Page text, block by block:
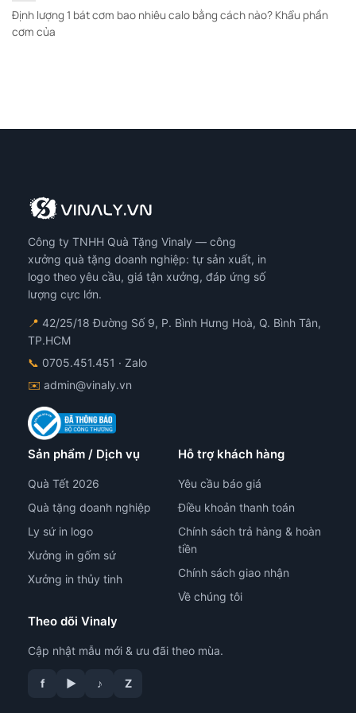
Định lượng 1 bát cơm bao nhiêu calo bằng cách nào? Khẩu phần
cơm của
Công ty TNHH Quà Tặng Vinaly — công
xưởng quà tặng doanh nghiệp: tự sản xuất, in
logo theo yêu cầu, giá tận xưởng, đáp ứng số
lượng cực lớn.
📍 42/25/18 Đường Số 9, P. Bình Hưng Hoà, Q. Bình Tân,
TP.HCM
📞 0705.451.451 · Zalo
✉️ admin@vinaly.vn
Sản phẩm / Dịch vụ
Quà Tết 2026
Quà tặng doanh nghiệp
Ly sứ in logo
Xưởng in gốm sứ
Xưởng in thủy tinh
Hỗ trợ khách hàng
Yêu cầu báo giá
Điều khoản thanh toán
Chính sách trả hàng & hoàn
tiền
Chính sách giao nhận
Về chúng tôi
Theo dõi Vinaly
Cập nhật mẫu mới & ưu đãi theo mùa.
f ▶ ♪ Z